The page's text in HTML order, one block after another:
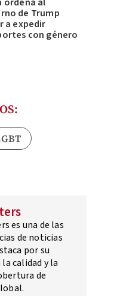
de Trump
a expedir
con género
es una de las
de noticias
por su
calidad y la
de